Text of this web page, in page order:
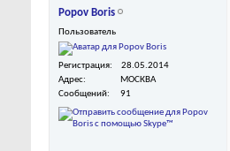
Popov Boris
Пользователь
Регистрация
28.05.2014
Адрес
МОСКВА
Сообщений
91